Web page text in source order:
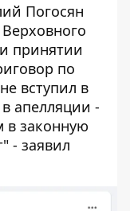
Погосян
принятии
по
вступил в
апелляции -
в законную
- заявил